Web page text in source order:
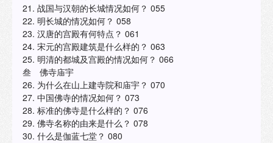
21. 战国与汉朝的长城情况如何？ 055
22. 明长城的情况如何？ 058
23. 汉唐的宫殿有何特点？ 061
24. 宋元的宫殿建筑是什么样的？ 063
25. 明清的都城及宫殿的情况如何？ 066
叁 佛寺庙宇
26. 为什么在山上建寺院和庙宇？ 070
27. 中国佛寺的情况如何？ 073
28. 标准的佛寺是什么样的？ 076
29. 佛寺名称的由来是什么？ 078
30. 什么是伽蓝七堂？ 080